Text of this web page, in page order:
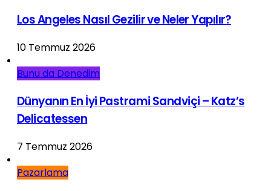
Los Angeles Nasıl Gezilir ve Neler Yapılır?
10 Temmuz 2026
Bunu da Denedim
Dünyanın En İyi Pastrami Sandviçi – Katz’s
Delicatessen
7 Temmuz 2026
Pazarlama